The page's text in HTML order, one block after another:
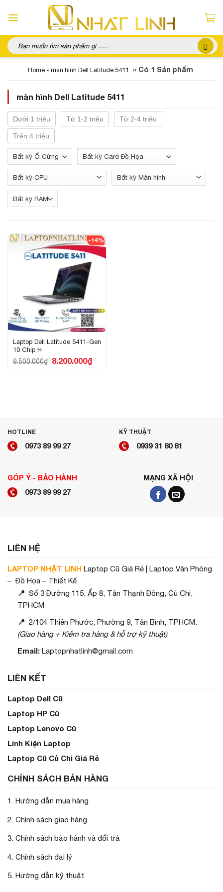
đến
dungTìm
kiếm:
Home» màn hình Dell Latitude 5411 » Có 1 Sản phẩm
màn hình Dell Latitude 5411
Dưới 1 triệu Từ 1-2 triệu Từ 2-4 triệu
Trên 4 triệu
-14%
Laptop Dell Latitude 5411-Gen
10 Chip H
9.500.000₫ 8.200.000₫
HOTLINE
0973 89 99 27
KỸ THUẬT
0939 31 80 81
GÓP Ý - BẢO HÀNH
0973 89 99 27
MẠNG XÃ HỘI
LIÊN HỆ
LAPTOP NHẬT LINH Laptop Cũ Giá Rẻ | Laptop Văn Phòng
– Đồ Họa – Thiết Kế
📍 Số 3 Đường 115, Ấp 8, Tân Thạnh Đông, Củ Chi,
TPHCM
📍 2/104 Thiên Phước, Phường 9, Tân Bình, TPHCM.
(Giao hàng + Kiểm tra hàng & hỗ trợ kỹ thuật)
Email:Laptopnhatlinh@gmail.com
LIÊN KẾT
Laptop Dell Cũ
Laptop HP Cũ
Laptop Lenovo Cũ
Linh Kiện Laptop
Laptop Cũ Củ Chi Giá Rẻ
CHÍNH SÁCH BÁN HÀNG
1. Hướng dẫn mua hàng
2. Chính sách giao hàng
3. Chính sách bảo hành và đổi trả
4. Chính sách đại lý
5. Hướng dẫn kỹ thuật